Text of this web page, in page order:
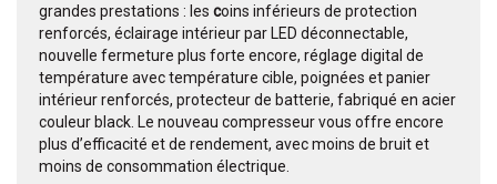
grandes prestations : les coins inférieurs de protection
renforcés, éclairage intérieur par LED déconnectable,
nouvelle fermeture plus forte encore, réglage digital de
température avec température cible, poignées et panier
intérieur renforcés, protecteur de batterie, fabriqué en acier
couleur black. Le nouveau compresseur vous offre encore
plus d’efficacité et de rendement, avec moins de bruit et
moins de consommation électrique.